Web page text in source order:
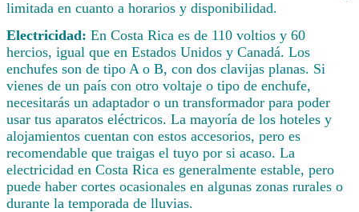
limitada en cuanto a horarios y disponibilidad.
Electricidad: En Costa Rica es de 110 voltios y 60
hercios, igual que en Estados Unidos y Canadá. Los
enchufes son de tipo A o B, con dos clavijas planas. Si
vienes de un país con otro voltaje o tipo de enchufe,
necesitarás un adaptador o un transformador para poder
usar tus aparatos eléctricos. La mayoría de los hoteles y
alojamientos cuentan con estos accesorios, pero es
recomendable que traigas el tuyo por si acaso. La
electricidad en Costa Rica es generalmente estable, pero
puede haber cortes ocasionales en algunas zonas rurales o
durante la temporada de lluvias.